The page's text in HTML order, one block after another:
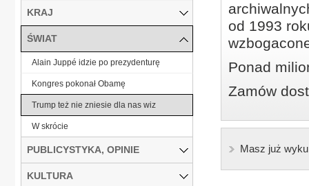
od 1993
Ponad
Zamów
Masz już
KRAJ
ŚWIAT
Alain Juppé idzie po prezydenturę
Kongres pokonał Obamę
Trump też nie zniesie dla nas wiz
W skrócie
PUBLICYSTYKA, OPINIE
KULTURA